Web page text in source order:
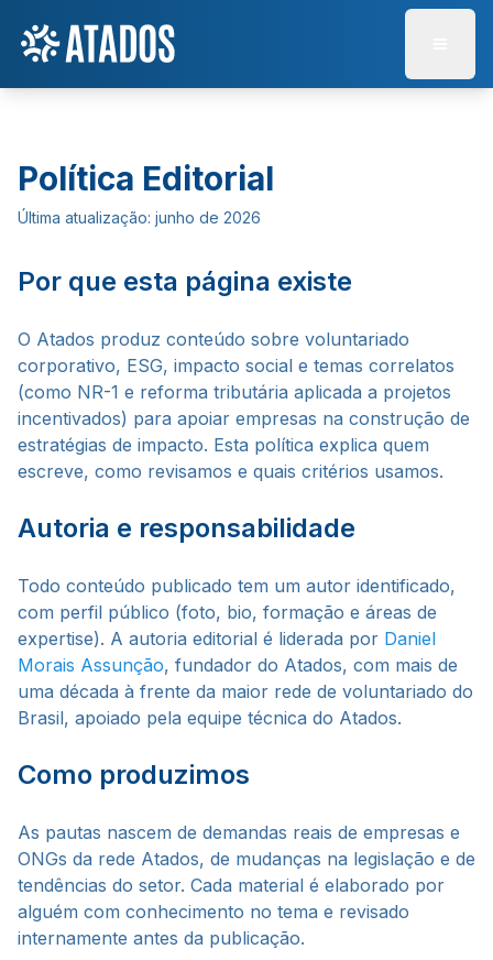
Política Editorial
Última atualização: junho de 2026
Por que esta página existe
O Atados produz conteúdo sobre voluntariado
corporativo, ESG, impacto social e temas correlatos
(como NR-1 e reforma tributária aplicada a projetos
incentivados) para apoiar empresas na construção de
estratégias de impacto. Esta política explica quem
escreve, como revisamos e quais critérios usamos.
Autoria e responsabilidade
Todo conteúdo publicado tem um autor identificado,
com perfil público (foto, bio, formação e áreas de
expertise). A autoria editorial é liderada por Daniel
Morais Assunção, fundador do Atados, com mais de
uma década à frente da maior rede de voluntariado do
Brasil, apoiado pela equipe técnica do Atados.
Como produzimos
As pautas nascem de demandas reais de empresas e
ONGs da rede Atados, de mudanças na legislação e de
tendências do setor. Cada material é elaborado por
alguém com conhecimento no tema e revisado
internamente antes da publicação.